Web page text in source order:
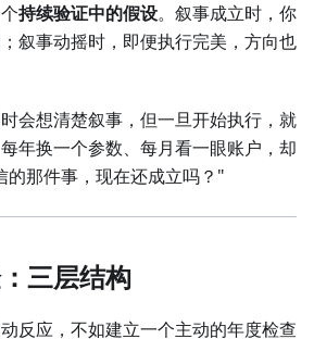
持续验证中的假设。叙事成立时，你
叙事动摇时，即便执行完美，方向也
会想清楚叙事，但一旦开始执行，就
年换一个参数、每月看一眼账户，却
的那件事，现在还成立吗？"
三层结构
反应，不如建立一个主动的年度检查